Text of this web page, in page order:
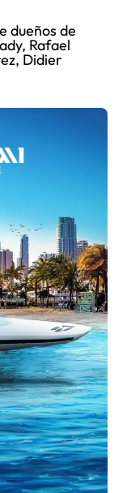
dueños de
Rafael
Didier